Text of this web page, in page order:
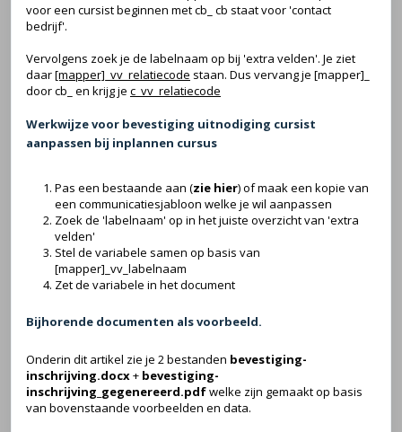
voor een cursist beginnen met cb_ cb staat voor 'contact
bedrijf'.
Vervolgens zoek je de labelnaam op bij 'extra velden'. Je ziet
daar[mapper]_vv_relatiecode staan. Dus vervang je [mapper]_
door cb_ en krijg je c_vv_relatiecode
Werkwijze voor bevestiging uitnodiging cursist
aanpassen bij inplannen cursus
Pas een bestaande aan (zie hier) of maak een kopie van
een communicatiesjabloon welke je wil aanpassen
Zoek de 'labelnaam' op in het juiste overzicht van 'extra
velden'
Stel de variabele samen op basis van
[mapper]_vv_labelnaam
Zet de variabele in het document
Bijhorende documenten als voorbeeld.
Onderin dit artikel zie je 2 bestanden bevestiging-
inschrijving.docx+ bevestiging-
inschrijving_gegenereerd.pdfwelke zijn gemaakt op basis
van bovenstaande voorbeelden en data.